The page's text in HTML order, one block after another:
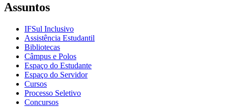
Assuntos
IFSul Inclusivo
Assistência Estudantil
Bibliotecas
Câmpus e Polos
Espaço do Estudante
Espaço do Servidor
Cursos
Processo Seletivo
Concursos